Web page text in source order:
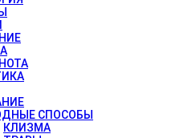
СПОСОБЫ
КЛИЗМА